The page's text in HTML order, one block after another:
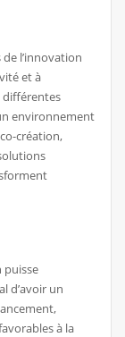
l’innovation
et à
différentes
environnement
co-création,
puisse
d’avoir un
à la